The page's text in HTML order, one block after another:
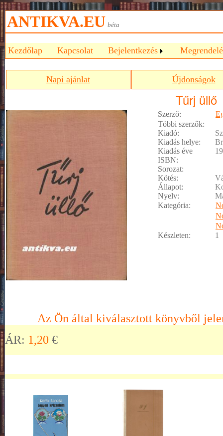
ANTIKVA.EU béta
Kezdőlap Kapcsolat Bejelentkezés
Napi ajánlat Újdonságok
Tűrj üllő
Szerző:
Többi szerzők:
Kiadó:
Kiadás helye:
Kiadás éve
ISBN:
Sorozat:
Kötés:
Állapot:
Nyelv:
Kategória:
Készleten:
1
Az Ön által kiválasztott könyvből
ÁR: 1,20 €